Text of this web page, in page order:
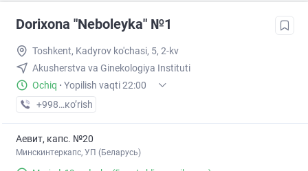
Dorixona "Neboleyka" №1
Toshkent, Kadyrov ko'chasi, 5, 2-kv
Akusherstva va Ginekologiya Instituti
Ochiq · Yopilish vaqti 22:00
+998 (71) XXX-XX-XX
кo’rish
Аевит, капс. №20
Минскинтеркапс, УП (Беларусь)